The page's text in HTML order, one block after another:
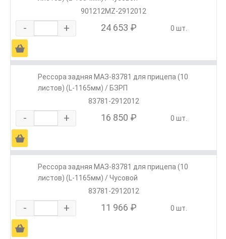
901212MZ-2912012
- + 24 653 ₽ 0 шт.
Ä
Рессора задняя МАЗ-83781 для прицепа (10
листов) (L-1165мм) / БЗРП
83781-2912012
- + 16 850 ₽ 0 шт.
Ä
Рессора задняя МАЗ-83781 для прицепа (10
листов) (L-1165мм) / Чусовой
83781-2912012
- + 11 966 ₽ 0 шт.
Ä